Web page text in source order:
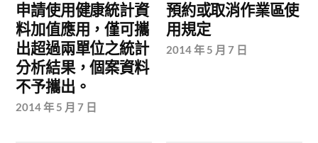
申請使用健康統計資
料加值應用，僅可攜
出超過兩單位之統計
分析結果，個案資料
不予攜出。
2014 年 5 月 7 日
預約或取消作業區使
用規定
2014 年 5 月 7 日